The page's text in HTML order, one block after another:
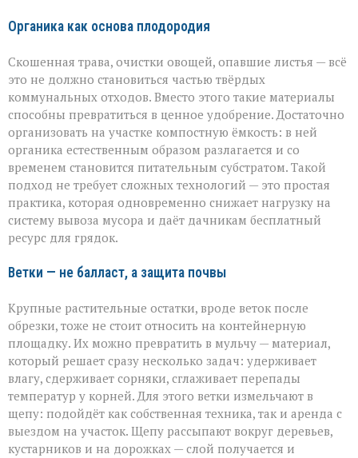
Органика как основа плодородия
Скошенная трава, очистки овощей, опавшие листья — всё
это не должно становиться частью твёрдых
коммунальных отходов. Вместо этого такие материалы
способны превратиться в ценное удобрение. Достаточно
организовать на участке компостную ёмкость: в ней
органика естественным образом разлагается и со
временем становится питательным субстратом. Такой
подход не требует сложных технологий — это простая
практика, которая одновременно снижает нагрузку на
систему вывоза мусора и даёт дачникам бесплатный
ресурс для грядок.
Ветки — не балласт, а защита почвы
Крупные растительные остатки, вроде веток после
обрезки, тоже не стоит относить на контейнерную
площадку. Их можно превратить в мульчу — материал,
который решает сразу несколько задач: удерживает
влагу, сдерживает сорняки, сглаживает перепады
температур у корней. Для этого ветки измельчают в
щепу: подойдёт как собственная техника, так и аренда с
выездом на участок. Щепу рассыпают вокруг деревьев,
кустарников и на дорожках — слой получается и